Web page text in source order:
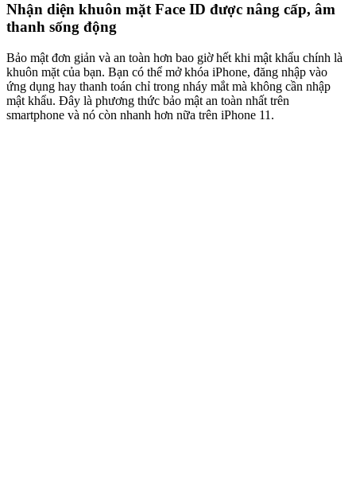
Nhận diện khuôn mặt Face ID được nâng cấp, âm
thanh sống động
Bảo mật đơn giản và an toàn hơn bao giờ hết khi mật khẩu chính là
khuôn mặt của bạn. Bạn có thể mở khóa iPhone, đăng nhập vào
ứng dụng hay thanh toán chỉ trong nháy mắt mà không cần nhập
mật khẩu. Đây là phương thức bảo mật an toàn nhất trên
smartphone và nó còn nhanh hơn nữa trên iPhone 11.